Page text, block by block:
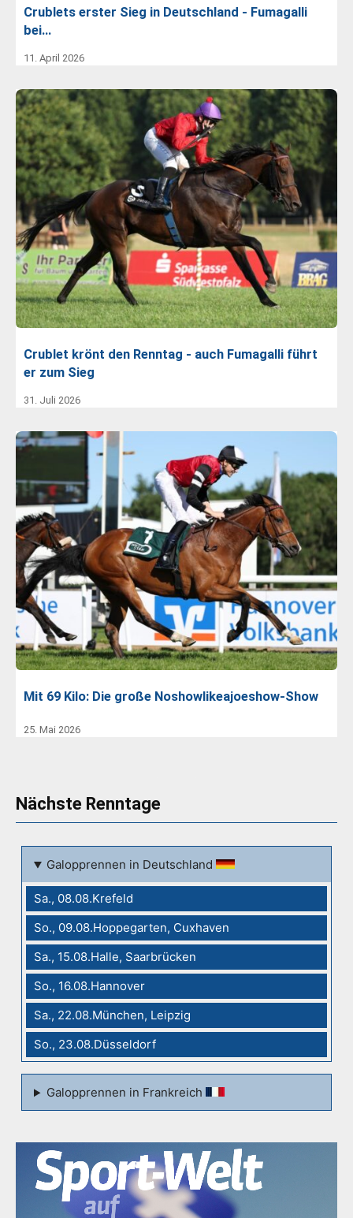
Crublets erster Sieg in Deutschland - Fumagalli
bei…
11. April 2026
Crublet krönt den Renntag - auch Fumagalli führt
er zum Sieg
31. Juli 2026
Mit 69 Kilo: Die große Noshowlikeajoeshow-Show
25. Mai 2026
Nächste Renntage
Galopprennen in Deutschland
Sa., 08.08.Krefeld
So., 09.08.Hoppegarten, Cuxhaven
Sa., 15.08.Halle, Saarbrücken
So., 16.08.Hannover
Sa., 22.08.München, Leipzig
So., 23.08.Düsseldorf
Galopprennen in Frankreich